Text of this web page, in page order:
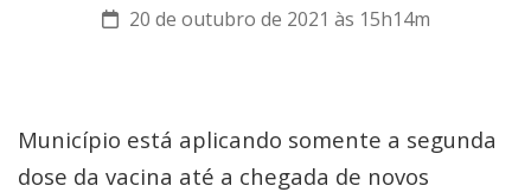
20 de outubro de 2021 às 15h14m
Município está aplicando somente a segunda
dose da vacina até a chegada de novos